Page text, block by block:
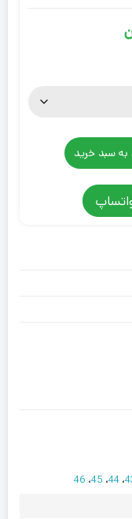
به سبد خرید
،44، 45، 46